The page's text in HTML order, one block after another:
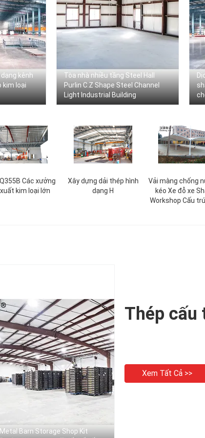
dạng kênh
kim loại
Tòa nhà nhiều tầng Steel Hall
Purlin C.Z Shape Steel Channel
Light Industrial Building
Các xưởng
kim loại lớn
Xây dựng dải thép hình
dạng H
Vải màng chống
kéo Xe đỗ xe
Workshop Cấu
Metal Barn Storage Shop Kit
Thép cấu
Xem Tất Cả >>